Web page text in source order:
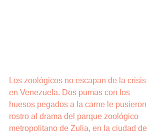
Los zoológicos no escapan de la crisis
en Venezuela. Dos pumas con los
huesos pegados a la carne le pusieron
rostro al drama del parque zoológico
metropolitano de Zulia, en la ciudad de